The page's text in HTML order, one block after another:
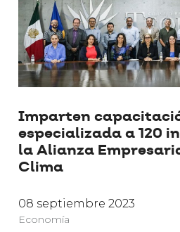
Imparten
especializada a 120
la Alianza
Clima
08 septiembre 2023
Economía